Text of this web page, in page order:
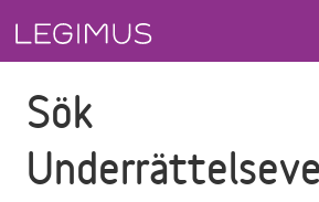
Sök